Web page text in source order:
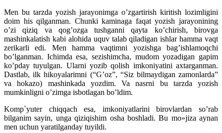
Men bu tarzda yozish jarayonimga o’zgartirish kiritish lozimligini
doim his qilganman. Chunki kaminaga faqat yozish jarayonining
o’zi qiziq va qog’ozga tushganni qayta ko’chirish, birovga
mashinkalatish kabi alohida uquv talab qiladigan ishlar hamma vaqt
zerikarli edi. Men hamma vaqtimni yozishga bag’ishlamoqchi
bo’lganman. Ichimda esa, sezishimcha, mudom yozadigan gapim
ko’pday tuyulgan. Ularni yozib qolish imkoniyatini axtarganman.
Dastlab, ilk hikoyalarimni (“G’oz”, “Siz bilmaydigan zamonlarda”
va hokazo) mashinkada yozdim. Va nasrni bu tarzda yozish
mumkinligni o’zimga isbotlagan bo’ldim.
Komp`yuter chiqqach esa, imkoniyatlarini birovlardan so’rab
bilganim sayin, unga qiziqishim osha boshladi. Bu mo»jiza aynan
men uchun yaratilganday tuyildi.